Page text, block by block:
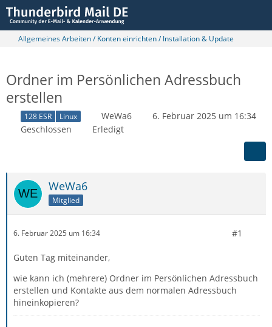
Allgemeines Arbeiten / Konten einrichten / Installation & Update
Ordner im Persönlichen Adressbuch
erstellen
128 ESR Linux WeWa6
6. Februar 2025 um 16:34
Geschlossen
Erledigt
WeWa6
Mitglied
6. Februar 2025 um 16:34 #1
Guten Tag miteinander,
wie kann ich (mehrere) Ordner im Persönlichen Adressbuch
erstellen und Kontakte aus dem normalen Adressbuch
hineinkopieren?